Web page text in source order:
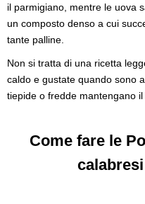
il parmigiano, mentre le uova
un composto denso a cui
tante palline.
Non si tratta di una ricetta
caldo e gustate quando sono
tiepide o fredde mantengano
Come fare le